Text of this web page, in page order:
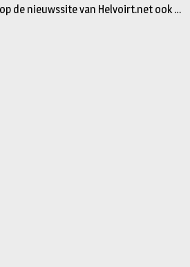
de nieuwssite van Helvoirt.net ook …